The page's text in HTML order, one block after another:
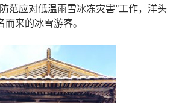
范应对低温雨雪冰冻灾害”工作，洋头
来的冰雪游客。